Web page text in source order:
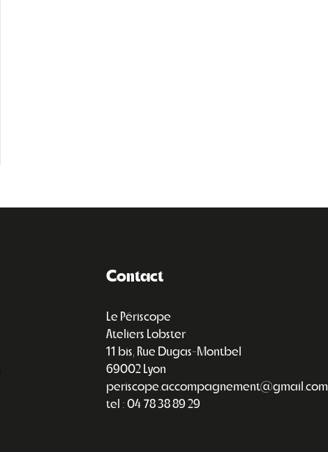
Contact
Le Périscope
Ateliers Lobster
11 bis, Rue Dugas-Montbel
69002 Lyon
periscope.accompagnement@gmail.com
tel : 04 78 38 89 29